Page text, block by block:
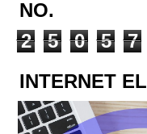
NO.
2
5 0 5 7
INTERNET